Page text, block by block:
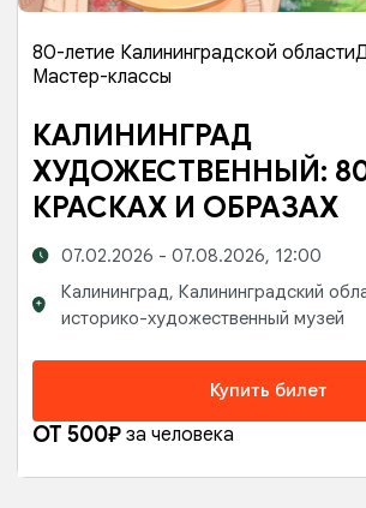
80-летие Калининградской области
Мастер-классы
КАЛИНИНГРАД
ХУДОЖЕСТВЕННЫЙ:
КРАСКАХ И ОБРАЗАХ
07.02.2026 - 07.08.2026, 12:00
Калининград, Калининградский
историко-художественный музей
Купить билет
ОТ 500₽ за человека